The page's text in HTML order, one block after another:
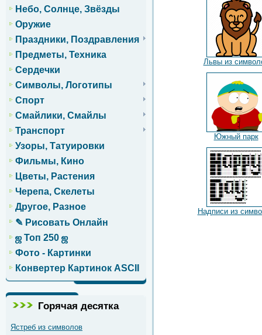
Небо, Солнце, Звёзды
Оружие
Праздники, Поздравления
Предметы, Техника
Сердечки
Символы, Логотипы
Спорт
Смайлики, Смайлы
Транспорт
Узоры, Татуировки
Фильмы, Кино
Цветы, Растения
Черепа, Скелеты
Другое, Разное
✎ Рисовать Онлайн
ஜ Топ 250 ஜ
Фото - Картинки
Конвертер Картинок ASCII
Горячая десятка
Ястреб из символов
Львы из
Южный парк
Надписи из